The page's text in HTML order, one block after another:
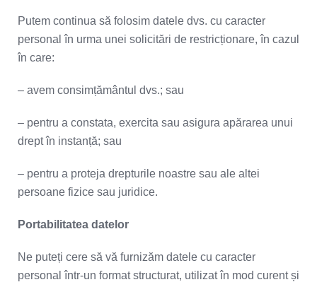
Putem continua să folosim datele dvs. cu caracter
personal în urma unei solicitări de restricționare, în cazul
în care:
– avem consimțământul dvs.; sau
– pentru a constata, exercita sau asigura apărarea unui
drept în instanță; sau
– pentru a proteja drepturile noastre sau ale altei
persoane fizice sau juridice.
Portabilitatea datelor
Ne puteți cere să vă furnizăm datele cu caracter
personal într-un format structurat, utilizat în mod curent și